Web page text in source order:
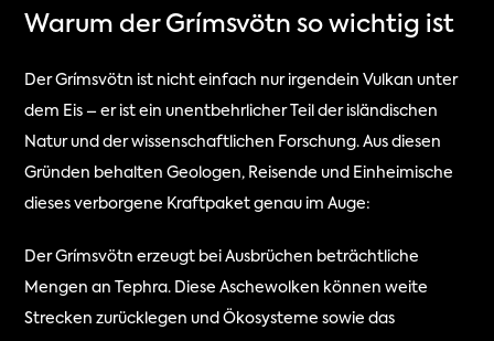
Warum der Grímsvötn so wichtig ist
Der Grímsvötn ist nicht einfach nur irgendein Vulkan unter
dem Eis – er ist ein unentbehrlicher Teil der isländischen
Natur und der wissenschaftlichen Forschung. Aus diesen
Gründen behalten Geologen, Reisende und Einheimische
dieses verborgene Kraftpaket genau im Auge:
Der Grímsvötn erzeugt bei Ausbrüchen beträchtliche
Mengen an Tephra. Diese Aschewolken können weite
Strecken zurücklegen und Ökosysteme sowie das